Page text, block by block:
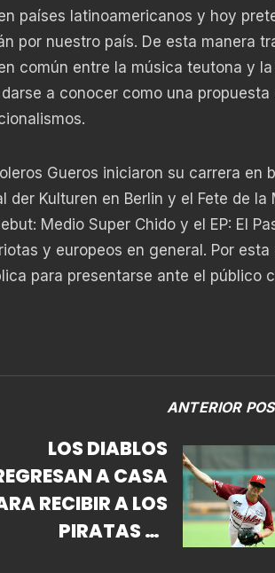
países latinoamericanos y hoy
por nuestro país. De esta manera
común entre la música teutona y
a conocer como una
Gueros iniciaron su carrera
der Kulturen en Berlin y el Fete de
Medio Super Chido y el EP: El
y europeos en general. Por
para presentarse ante el público
ANTERIOR
LOS DIABLOS
A CASA
RECIBIR A LOS
PIRATAS DE